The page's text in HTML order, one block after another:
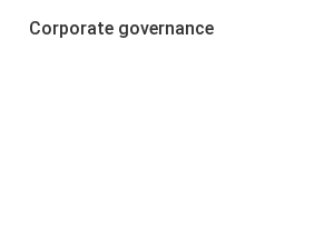
Corporate governance